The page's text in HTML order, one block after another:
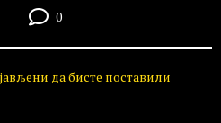
0
да бисте поставили